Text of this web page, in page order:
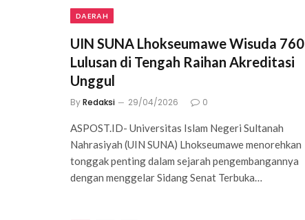
DAERAH
UIN SUNA Lhokseumawe Wisuda 760
Lulusan di Tengah Raihan Akreditasi
Unggul
ByRedaksi 29/04/2026 0
ASPOST.ID- Universitas Islam Negeri Sultanah
Nahrasiyah (UIN SUNA) Lhokseumawe menorehkan
tonggak penting dalam sejarah pengembangannya
dengan menggelar Sidang Senat Terbuka…